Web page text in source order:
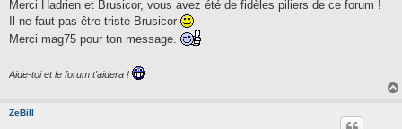
s
a
g
e
Merci Hadrien et Brusicor, vous avez été de fidèles piliers de ce forum !
Il ne faut pas être triste Brusicor
Merci mag75 pour ton message.
Aide-toi et le forum t'aidera !
ZeBill